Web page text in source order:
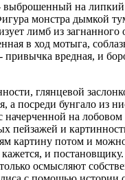
выброшенный на
монстра дымкой
лимб из
в ход мотыга,
привычка вредная, и
глянцевой
а посреди бунгало из
на
пейзажей и
картину потом и
и
осмысляют